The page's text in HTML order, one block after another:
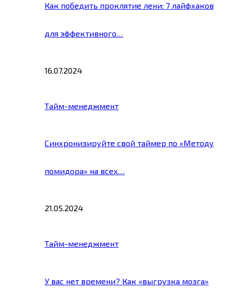
Как победить проклятие лени: 7 лайфхаков
для эффективного…
16.07.2024
Тайм-менеджмент
Синхронизируйте свой таймер по «Методу
помидора» на всех…
21.05.2024
Тайм-менеджмент
У вас нет времени? Как «выгрузка мозга»